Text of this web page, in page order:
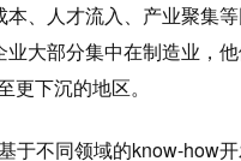
、人才流入、产业聚集等
大部分集中在制造业，
下沉的地区。
于不同领域的know-how